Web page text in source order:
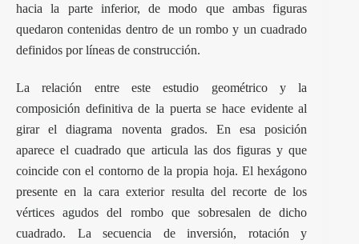
hacia la parte inferior, de modo que ambas figuras
quedaron contenidas dentro de un rombo y un cuadrado
definidos por líneas de construcción.
La relación entre este estudio geométrico y la
composición definitiva de la puerta se hace evidente al
girar el diagrama noventa grados. En esa posición
aparece el cuadrado que articula las dos figuras y que
coincide con el contorno de la propia hoja. El hexágono
presente en la cara exterior resulta del recorte de los
vértices agudos del rombo que sobresalen de dicho
cuadrado. La secuencia de inversión, rotación y